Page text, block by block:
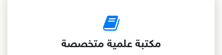
مكتبة علمية متخصصة